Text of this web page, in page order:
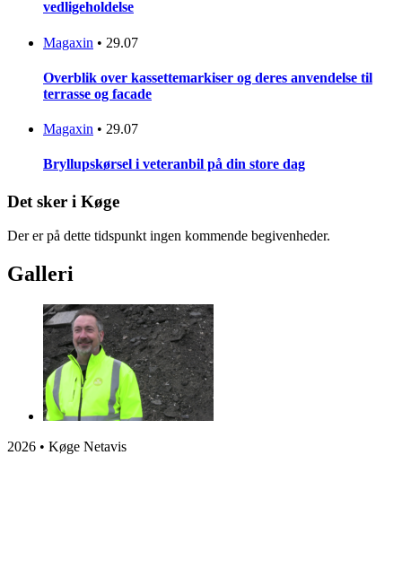
vedligeholdelse
Magaxin • 29.07
Overblik over kassettemarkiser og deres anvendelse til
terrasse og facade
Magaxin • 29.07
Bryllupskørsel i veteranbil på din store dag
Det sker i Køge
Der er på dette tidspunkt ingen kommende begivenheder.
Galleri
2026 • Køge Netavis